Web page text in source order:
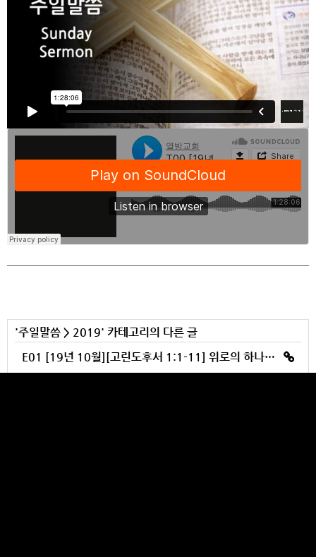
'주일말씀 > 2019' 카테고리의 다른 글
E01 [19년 10월][고린도후서 1:1-11] 위로의 하나님을 찬양하라